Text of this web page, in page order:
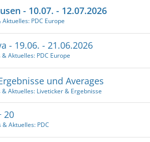
- 10.07. - 12.07.2026
Aktuelles: PDC Europe
- 19.06. - 21.06.2026
& Aktuelles: PDC Europe
und Averages
& Aktuelles: Liveticker & Ergebnisse
20
& Aktuelles: PDC